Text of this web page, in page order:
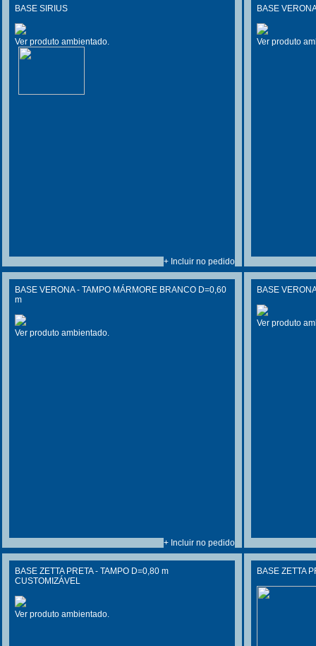
BASE SIRIUS
Ver produto ambientado.
+ Incluir no pedido
BASE
Ver produto
BASE VERONA - TAMPO MÁRMORE BRANCO D=0,60
m
Ver produto ambientado.
+ Incluir no pedido
BASE
Ver produto
BASE ZETTA PRETA - TAMPO D=0,80 m
CUSTOMIZÁVEL
Ver produto ambientado.
BASE ZETTA